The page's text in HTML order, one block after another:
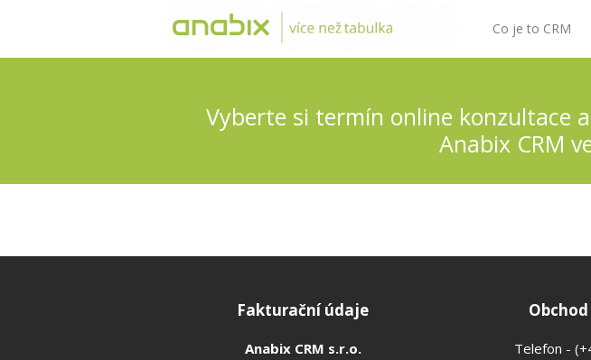
Co je to CRM
Vyberte si termín online konzultace
Anabix CRM
Fakturační údaje
Anabix CRM s.r.o.
Telefon -